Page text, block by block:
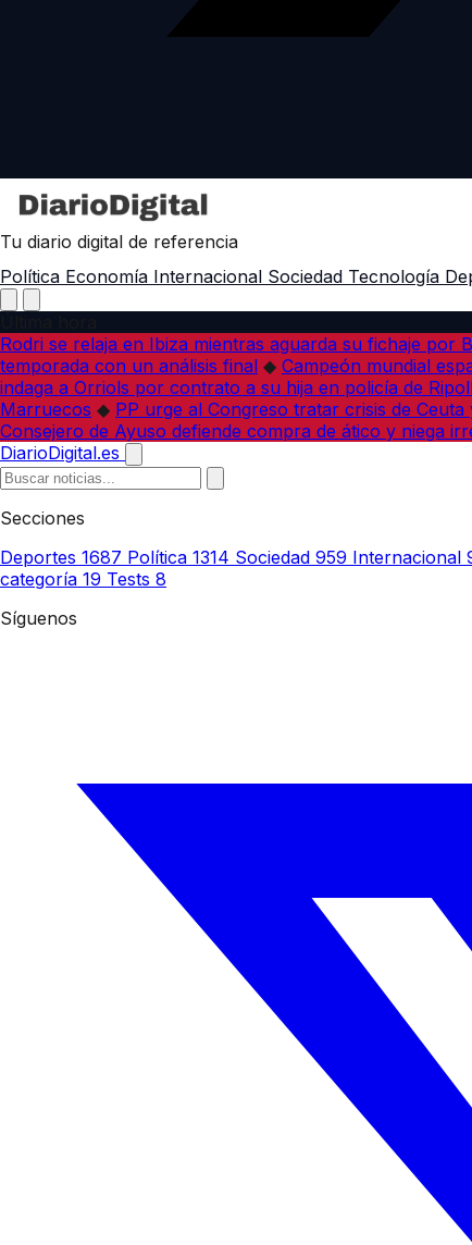
Tu diario digital de referencia
Política Economía Internacional Sociedad Tecnología
Rodri se relaja en Ibiza mientras aguarda su fichaje por
temporada con un análisis final ◆ Campeón mundial
indaga a Orriols por contrato a su hija en policía de
Marruecos ◆ PP urge al Congreso tratar crisis de
Consejero de Ayuso defiende compra de ático y niega
DiarioDigital.es
Secciones
Deportes 1687 Política 1314 Sociedad 959 Internacional
categoría 19 Tests 8
Síguenos